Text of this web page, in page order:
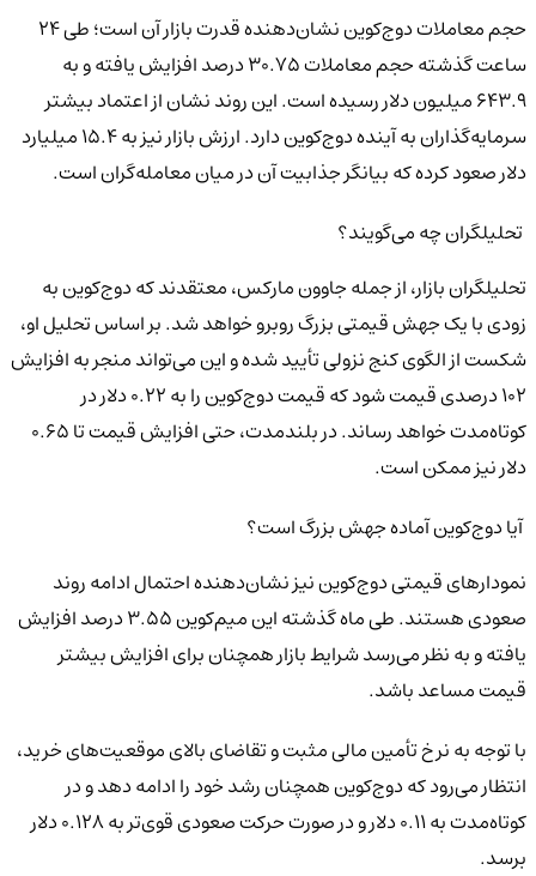
حجم معاملات دوج‌کوین نشان‌دهنده قدرت بازار آن است؛ طی ۲۴
ساعت گذشته حجم معاملات ۳۰.۷۵ درصد افزایش یافته و به
۶۴۳.۹ میلیون دلار رسیده است. این روند نشان از اعتماد بیشتر
سرمایه‌گذاران به آینده دوج‌کوین دارد. ارزش بازار نیز به ۱۵.۴ میلیارد
دلار صعود کرده که بیانگر جذابیت آن در میان معامله‌گران است.
تحلیلگران چه می‌گویند؟
تحلیلگران بازار، از جمله جاوون مارکس، معتقدند که دوج‌کوین به
زودی با یک جهش قیمتی بزرگ روبرو خواهد شد. بر اساس تحلیل او،
شکست از الگوی کنج نزولی تأیید شده و این می‌تواند منجر به افزایش
۱۰۲ درصدی قیمت شود که قیمت دوج‌کوین را به ۰.۲۲ دلار در
کوتاه‌مدت خواهد رساند. در بلندمدت، حتی افزایش قیمت تا ۰.۶۵
دلار نیز ممکن است.
آیا دوج‌کوین آماده جهش بزرگ است؟
نمودارهای قیمتی دوج‌کوین نیز نشان‌دهنده احتمال ادامه روند
صعودی هستند. طی ماه گذشته این میم‌کوین ۳.۵۵ درصد افزایش
یافته و به نظر می‌رسد شرایط بازار همچنان برای افزایش بیشتر
قیمت مساعد باشد.
با توجه به نرخ تأمین مالی مثبت و تقاضای بالای موقعیت‌های خرید،
انتظار می‌رود که دوج‌کوین همچنان رشد خود را ادامه دهد و در
کوتاه‌مدت به ۰.۱۱ دلار و در صورت حرکت صعودی قوی‌تر به ۰.۱۲۸ دلار
برسد.